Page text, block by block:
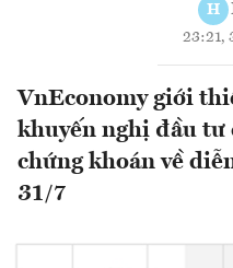
H
23:21,
VnEconomy giới
khuyến nghị đầu tư
chứng khoán về
31/7